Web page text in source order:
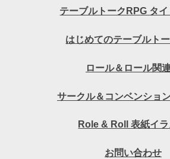
テーブルトークRPG タ
はじめてのテーブルト
ロール＆ロール関
サークル＆コンベンショ
Role & Roll 表紙イラ
お問い合わせ